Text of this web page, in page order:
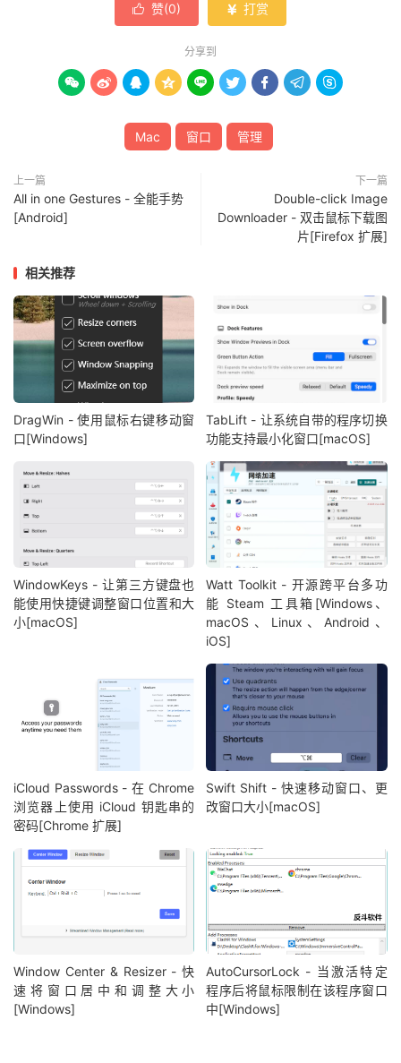
 赞(0)  打赏
分享到
        
Mac 窗口 管理
上一篇
All in one Gestures - 全能手势
[Android]
下一篇
Double-click Image
Downloader - 双击鼠标下载图
片[Firefox 扩展]
相关推荐
DragWin - 使用鼠标右键移动窗
口[Windows]
TabLift - 让系统自带的程序切换
功能支持最小化窗口[macOS]
WindowKeys - 让第三方键盘也
能使用快捷键调整窗口位置和大
小[macOS]
Watt Toolkit - 开源跨平台多功
能 Steam 工具箱[Windows、
macOS、Linux、Android、
iOS]
iCloud Passwords - 在 Chrome
浏览器上使用 iCloud 钥匙串的
密码[Chrome 扩展]
Swift Shift - 快速移动窗口、更
改窗口大小[macOS]
Window Center & Resizer - 快
速将窗口居中和调整大小
[Windows]
AutoCursorLock - 当激活特定
程序后将鼠标限制在该程序窗口
中[Windows]